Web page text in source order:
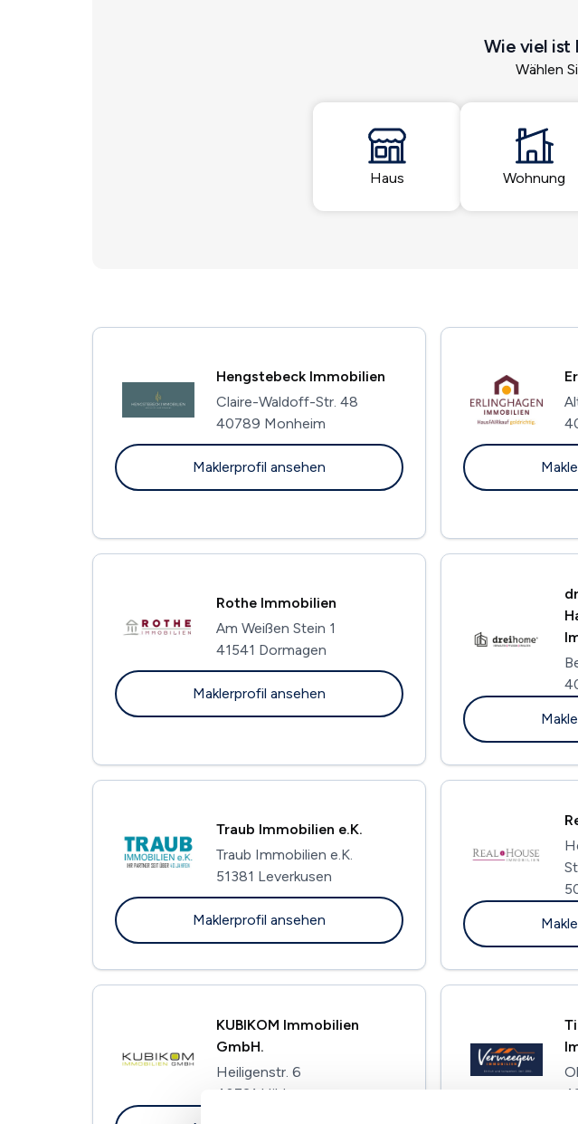
Wie viel ist
Wählen
Haus Wohnung
Hengstebeck Immobilien
Claire-Waldoff-Str. 48
40789 Monheim
Maklerprofil ansehen
Rothe Immobilien
Am Weißen Stein 1
41541 Dormagen
Maklerprofil ansehen
Traub Immobilien e.K.
Traub Immobilien e.K.
51381 Leverkusen
Maklerprofil ansehen
KUBIKOM Immobilien
GmbH.
Heiligenstr. 6
40721 Hilden